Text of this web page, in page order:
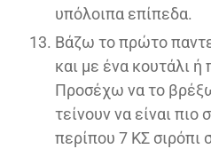
υπόλοιπα επίπεδα.
Βάζω το πρώτο
και με ένα κουτάλι ή
Προσέχω να το
τείνουν να είναι
περίπου 7 ΚΣ σιρόπι